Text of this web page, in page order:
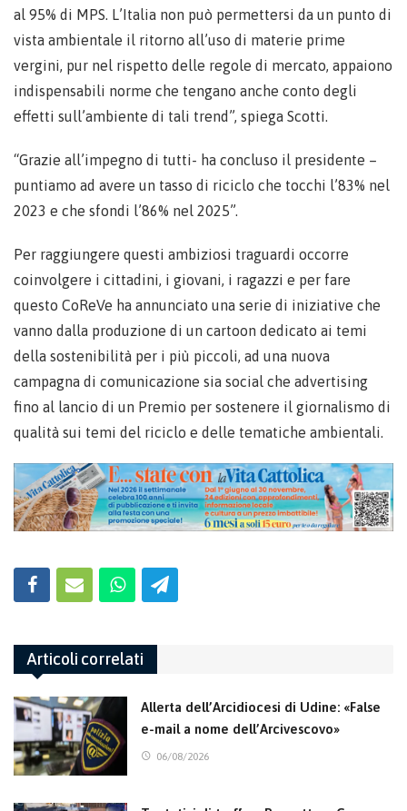
al 95% di MPS. L’Italia non può permettersi da un punto di
vista ambientale il ritorno all’uso di materie prime
vergini, pur nel rispetto delle regole di mercato, appaiono
indispensabili norme che tengano anche conto degli
effetti sull’ambiente di tali trend”, spiega Scotti.
“Grazie all’impegno di tutti- ha concluso il presidente –
puntiamo ad avere un tasso di riciclo che tocchi l’83% nel
2023 e che sfondi l’86% nel 2025”.
Per raggiungere questi ambiziosi traguardi occorre
coinvolgere i cittadini, i giovani, i ragazzi e per fare
questo CoReVe ha annunciato una serie di iniziative che
vanno dalla produzione di un cartoon dedicato ai temi
della sostenibilità per i più piccoli, ad una nuova
campagna di comunicazione sia social che advertising
fino al lancio di un Premio per sostenere il giornalismo di
qualità sui temi del riciclo e delle tematiche ambientali.
Articoli correlati
Allerta dell’Arcidiocesi di Udine: «False
e-mail a nome dell’Arcivescovo»
06/08/2026